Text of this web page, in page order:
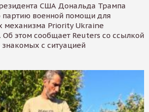
США Дональда Трампа
военной помощи для
механизма Priority Ukraine
этом сообщает Reuters со ссылкой
знакомых с ситуацией